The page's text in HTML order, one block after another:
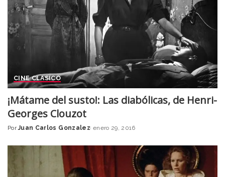
CINE CLASICO
¡Mátame del susto!: Las diabólicas, de Henri-
Georges Clouzot
Posted
Por Juan Carlos Gonzalez enero 29, 2016